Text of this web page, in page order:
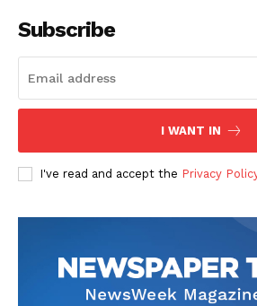
Subscribe
I WANT IN
I've read and accept the Privacy